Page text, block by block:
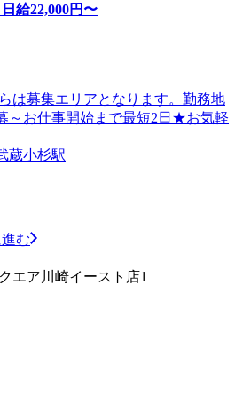
日給22,000円〜
は募集エリアとなります。勤務地
～お仕事開始まで最短2日★お気軽
蔵小杉駅
む
エア川崎イースト店1